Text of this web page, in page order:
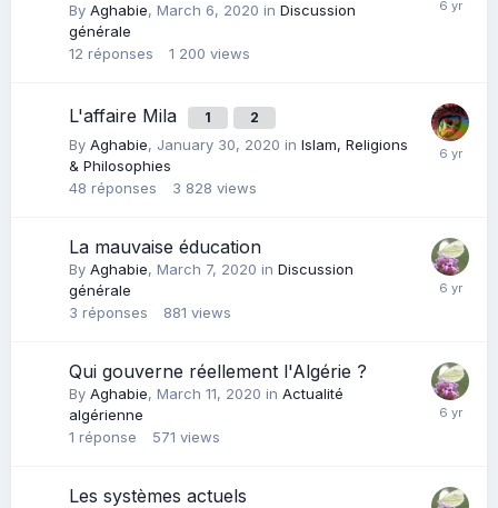
By Aghabie, March 6, 2020 in Discussion
générale
12 réponses 1 200 views
L'affaire Mila 1 2
By Aghabie, January 30, 2020 in Islam, Religions
& Philosophies
48 réponses 3 828 views
La mauvaise éducation
By Aghabie, March 7, 2020 in Discussion
générale
3 réponses 881 views
Qui gouverne réellement l'Algérie ?
By Aghabie, March 11, 2020 in Actualité
algérienne
1 réponse 571 views
Les systèmes actuels